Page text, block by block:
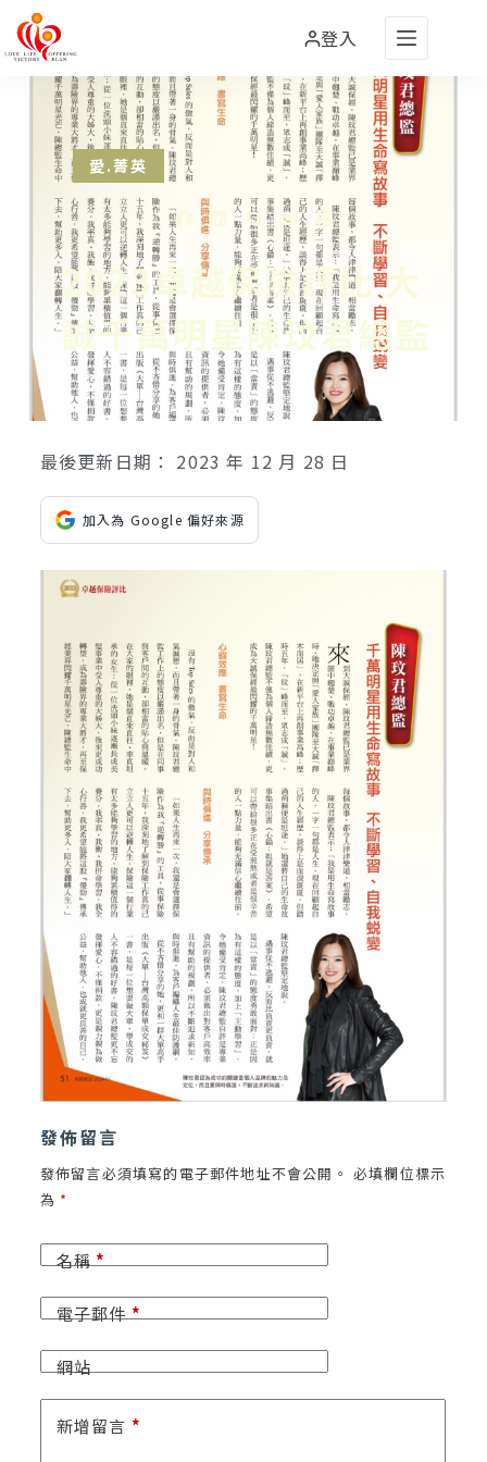
登入
愛.菁英
2023卓越保險評比 大
誠千萬明星陳玟君總監
最後更新日期： 2023 年 12 月 28 日
加入為 Google 偏好來源
發佈留言
發佈留言必須填寫的電子郵件地址不會公開。 必填欄位標示
為 *
名稱*
電子郵件*
網站
新增留言 *